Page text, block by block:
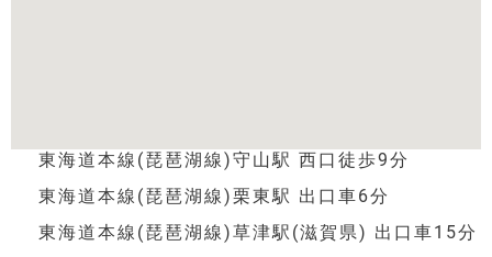
東海道本線(琵琶湖線)守山駅 西口徒歩9分
東海道本線(琵琶湖線)栗東駅 出口車6分
東海道本線(琵琶湖線)草津駅(滋賀県) 出口車15分